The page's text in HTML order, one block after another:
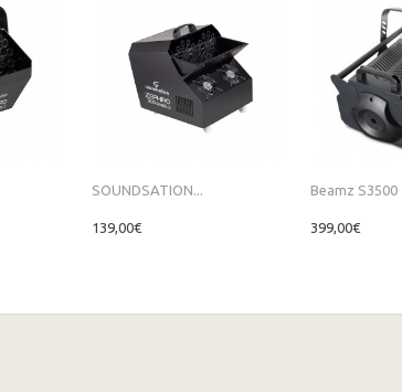
SOUNDSATION...
139,00€
Beamz S3500
399,00€